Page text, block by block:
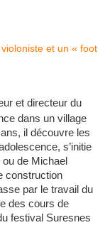
et directeur du
dans un village
il découvre les
s’initie
de Michael
construction
par le travail du
des cours de
festival Suresnes